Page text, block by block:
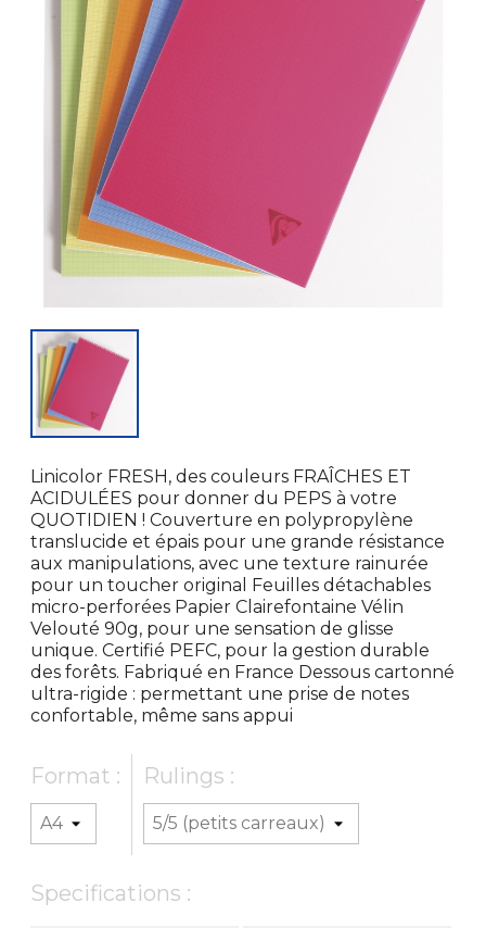
Linicolor FRESH, des couleurs FRAÎCHES ET
ACIDULÉES pour donner du PEPS à votre
QUOTIDIEN ! Couverture en polypropylène
translucide et épais pour une grande résistance
aux manipulations, avec une texture rainurée
pour un toucher original Feuilles détachables
micro-perforées Papier Clairefontaine Vélin
Velouté 90g, pour une sensation de glisse
unique. Certifié PEFC, pour la gestion durable
des forêts. Fabriqué en France Dessous cartonné
ultra-rigide : permettant une prise de notes
confortable, même sans appui
Format : Rulings :
Specifications :